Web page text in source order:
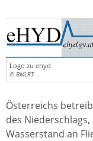
Logo zu ehyd
© BMLRT
Österreichs
des
Wasserstand an